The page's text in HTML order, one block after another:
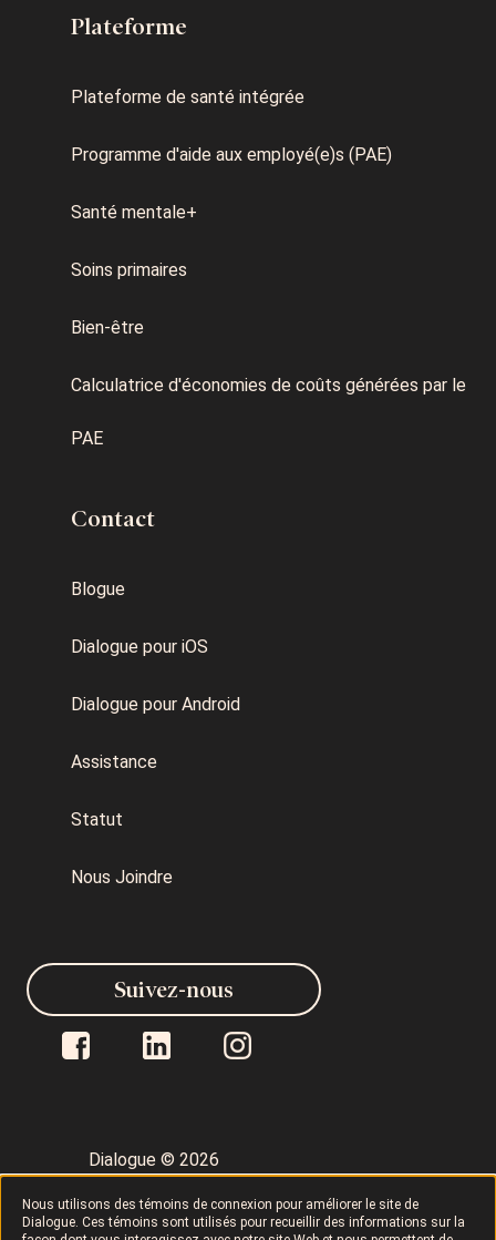
Nous utilisons des témoins de connexion pour améliorer le site de
Dialogue. Ces témoins sont utilisés pour recueillir des informations sur la
Plateforme
Plateforme de santé intégrée
Programme d'aide aux employé(e)s (PAE)
Santé mentale+
Soins primaires
Bien-être
Calculatrice d'économies de coûts générées par le
PAE
Contact
Blogue
Dialogue pour iOS
Dialogue pour Android
Assistance
Statut
Nous Joindre
Dialogue © 2026
Politique de confidentialité
Suivez-nous